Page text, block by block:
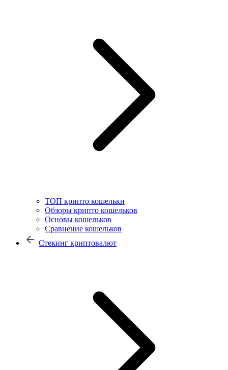
ТОП крипто кошельки
Обзоры крипто кошельков
Основы кошельков
Сравнение кошельков
Стекинг криптовалют